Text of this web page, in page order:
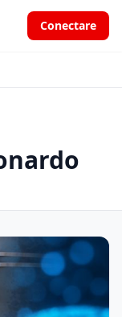
Conectare